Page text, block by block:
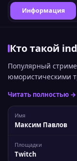
Информация
Кто такой
Популярный
юмористическими
Читать полностью →
Имя
Максим Павлов
Площадки
Twitch